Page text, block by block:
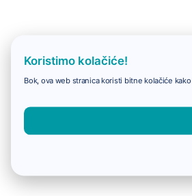
Koristimo kolačiće!
Bok, ova web stranica koristi bitne kolačiće